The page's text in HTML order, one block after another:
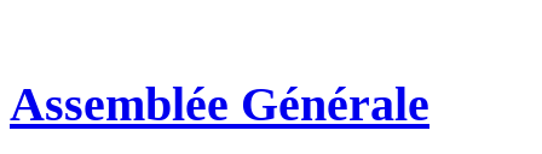
Assemblée Générale